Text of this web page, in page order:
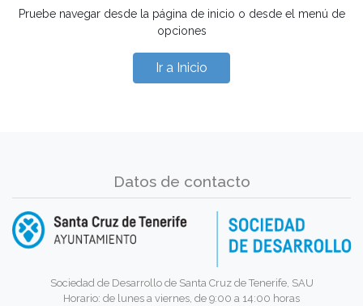
Pruebe navegar desde la página de inicio o desde el menú de
opciones
Ir a Inicio
Datos de contacto
Sociedad de Desarrollo de Santa Cruz de Tenerife, SAU
Horario: de lunes a viernes, de 9:00 a 14:00 horas